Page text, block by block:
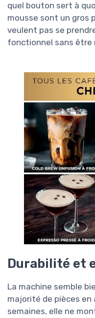
quel bouton sert à
mousse sont un gros
veulent pas se
fonctionnel sans être
Durabilité et
La machine semble
majorité de pièces en
semaines, elle ne